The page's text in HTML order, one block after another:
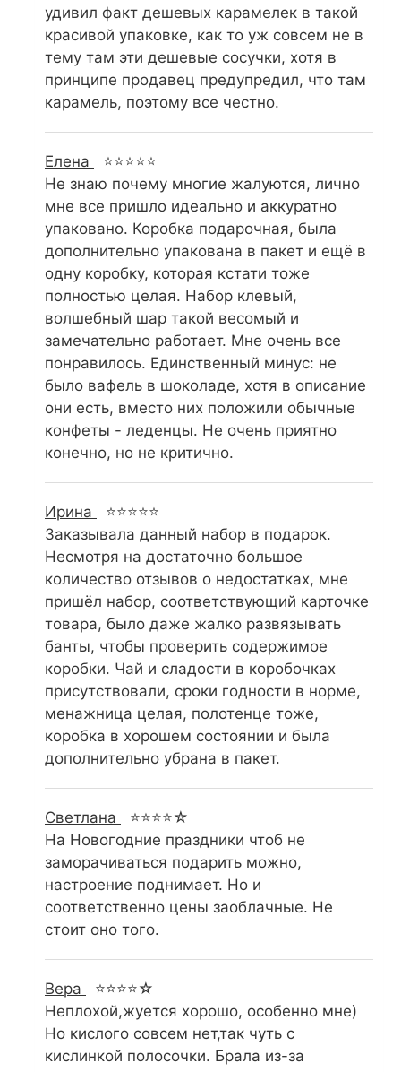
удивил факт дешевых карамелек в такой
красивой упаковке, как то уж совсем не в
тему там эти дешевые сосучки, хотя в
принципе продавец предупредил, что там
карамель, поэтому все честно.
Елена
⭐⭐⭐⭐⭐
Не знаю почему многие жалуются, лично
мне все пришло идеально и аккуратно
упаковано. Коробка подарочная, была
дополнительно упакована в пакет и ещё в
одну коробку, которая кстати тоже
полностью целая. Набор клевый,
волшебный шар такой весомый и
замечательно работает. Мне очень все
понравилось. Единственный минус: не
было вафель в шоколаде, хотя в описание
они есть, вместо них положили обычные
конфеты - леденцы. Не очень приятно
конечно, но не критично.
Ирина
⭐⭐⭐⭐⭐
Заказывала данный набор в подарок.
Несмотря на достаточно большое
количество отзывов о недостатках, мне
пришёл набор, соответствующий карточке
товара, было даже жалко развязывать
банты, чтобы проверить содержимое
коробки. Чай и сладости в коробочках
присутствовали, сроки годности в норме,
менажница целая, полотенце тоже,
коробка в хорошем состоянии и была
дополнительно убрана в пакет.
Светлана
⭐⭐⭐⭐☆
На Новогодние праздники чтоб не
заморачиваться подарить можно,
настроение поднимает. Но и
соответственно цены заоблачные. Не
стоит оно того.
Вера
⭐⭐⭐⭐☆
Неплохой,жуется хорошо, особенно мне)
Но кислого совсем нет,так чуть с
кислинкой полосочки. Брала из-за